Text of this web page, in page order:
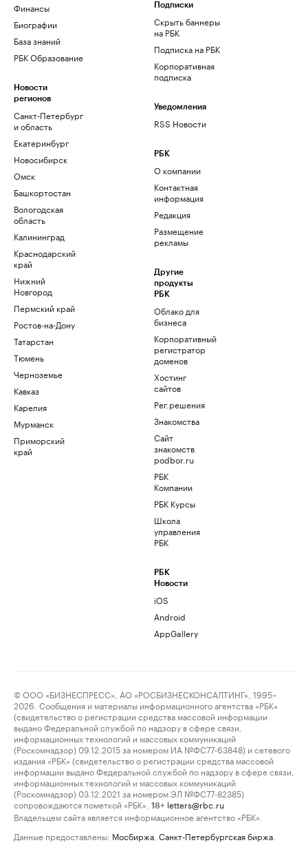
Финансы
Биографии
База знаний
РБК Образование
Новости
регионов
Санкт-Петербург
и область
Екатеринбург
Новосибирск
Омск
Башкортостан
Вологодская
область
Калининград
Краснодарский
край
Нижний
Новгород
Пермский край
Ростов-на-Дону
Татарстан
Тюмень
Черноземье
Кавказ
Карелия
Мурманск
Приморский
край
Подписки
Скрыть баннеры
на РБК
Подписка на РБК
Корпоративная
подписка
Уведомления
RSS Новости
РБК
О компании
Контактная
информация
Редакция
Размещение
рекламы
Другие
продукты
РБК
Облако для
бизнеса
Корпоративный
регистратор
доменов
Хостинг
сайтов
Рег.решения
Знакомства
Сайт
знакомств
podbor.ru
РБК
Компании
РБК Курсы
Школа
управления
РБК
РБК
Новости
iOS
Android
AppGallery
© ООО «БИЗНЕСПРЕСС», АО «РОСБИЗНЕСКОНСАЛТИНГ», 1995–
2026. Сообщения и материалы информационного агентства «РБК»
(свидетельство о регистрации средства массовой информации
выдано Федеральной службой по надзору в сфере связи,
информационных технологий и массовых коммуникаций
(Роскомнадзор) 09.12.2015 за номером ИА №ФС77-63848) и сетевого
издания «РБК» (свидетельство о регистрации средства массовой
информации выдано Федеральной службой по надзору в сфере связи,
информационных технологий и массовых коммуникаций
(Роскомнадзор) 03.12.2021 за номером ЭЛ №ФС77-82385)
сопровождаются пометкой «РБК».
18+ letters@rbc.ru
Владельцем сайта является информационное агентство «РБК».
Данные предоставлены: Мосбиржа Санкт-Петербургская биржа